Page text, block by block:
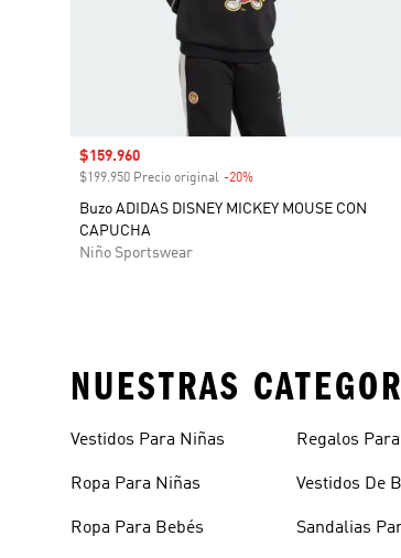
Precio de venta
$159.960
$199.950 Precio original -20%
Buzo ADIDAS DISNEY MICKEY MOUSE CON
CAPUCHA
Niño Sportswear
NUESTRAS
Vestidos Para Niñas
Ropa Para Niñas
Ropa Para Bebés
Regalos
Vestidos De
Sandalias